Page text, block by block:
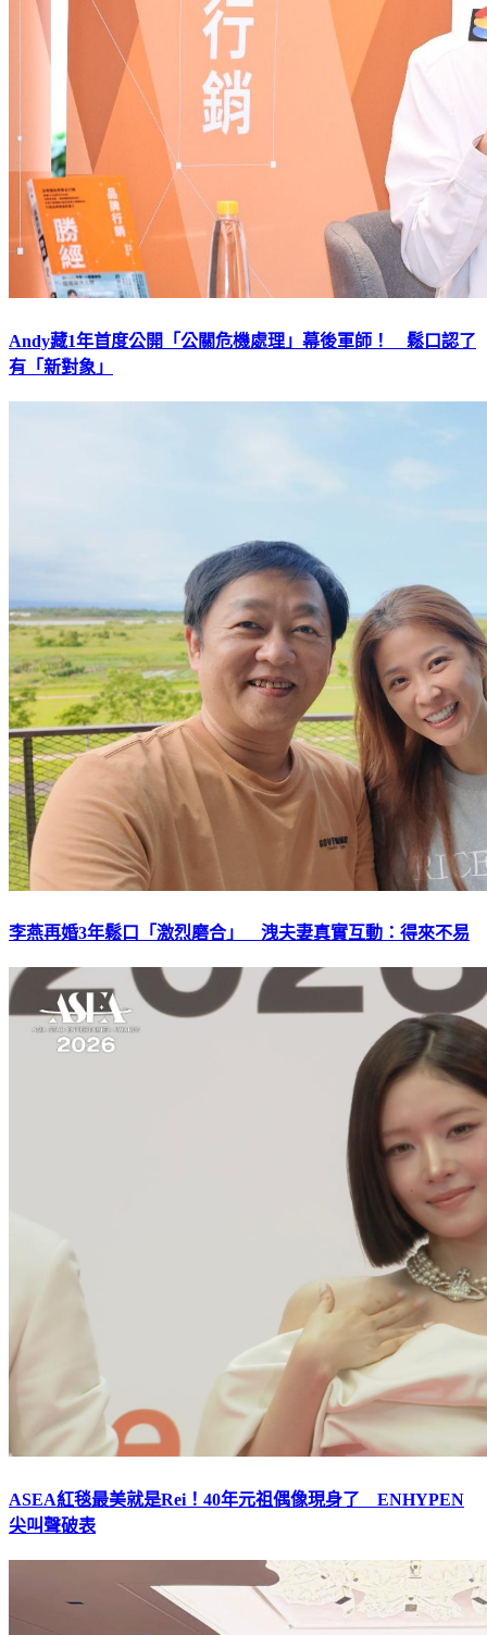
Andy藏1年首度公開「公關危機處理」幕後軍師！ 鬆口認了
有「新對象」
李燕再婚3年鬆口「激烈磨合」 洩夫妻真實互動：得來不易
ASEA紅毯最美就是Rei！40年元祖偶像現身了 ENHYPEN
尖叫聲破表